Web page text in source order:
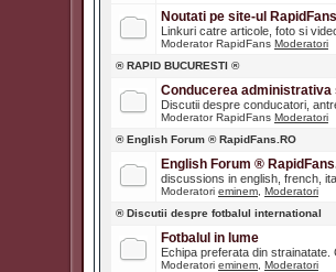
Noutati pe site-ul
Linkuri catre articole, foto si
Moderator RapidFans Moderatori
® RAPID BUCURESTI ®
Conducerea administrativa
Discutii despre conducatori,
Moderator RapidFans Moderatori
® English Forum ® RapidFans.RO
English Forum ®
discussions in english, french,
Moderatori eminem Moderatori
® Discutii despre fotbalul international
Fotbalul in lume
Echipa preferata din
Moderatori eminem Moderatori